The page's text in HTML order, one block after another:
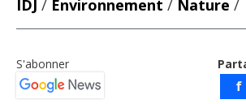
IDJ / Environnement / Nature /
f
S'abonner